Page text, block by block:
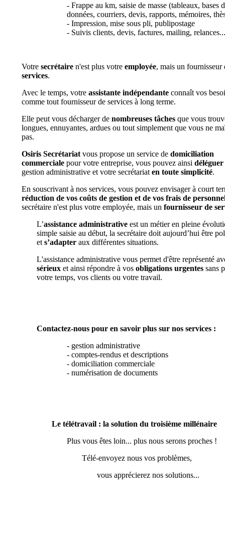
- Frappe au km, saisie de masse (tableaux, bases
données, courriers, devis, rapports, mémoires,
- Impression, mise sous pli, publipostage
- Suivis clients, devis, factures, mailing, relances...
Votre secrétaire n'est plus votre employée, mais un fournisseur
services.
Avec le temps, votre assistante indépendante connaît vos
comme tout fournisseur de services à long terme.
Elle peut vous décharger de nombreuses tâches que vous
longues, ennuyantes, ardues ou tout simplement que vous ne
pas.
Osiris Secrétariat vous propose un service de domiciliation
commerciale pour votre entreprise, vous pouvez ainsi déléguer
gestion administrative et votre secrétariat en toute simplicité.
En souscrivant à nos services, vous pouvez envisager à court
réduction de vos coûts de gestion et de vos frais de
secrétaire n'est plus votre employée, mais un fournisseur de
L’assistance administrative est un métier en pleine
simple saisie au début, la secrétaire doit aujourd’hui être
et s’adapter aux différentes situations.
L'assistance administrative vous permet d'être représenté
sérieux et ainsi répondre à vos obligations urgentes sans
votre temps, vos clients ou votre travail.
Contactez-nous pour en savoir plus sur nos services :
- gestion administrative
- comptes-rendus et descriptions
- domiciliation commerciale
- numérisation de documents
Le télétravail : la solution du troisième millénaire
Plus vous êtes loin... plus nous serons proches !
Télé-envoyez nous vos problèmes,
vous apprécierez nos solutions...